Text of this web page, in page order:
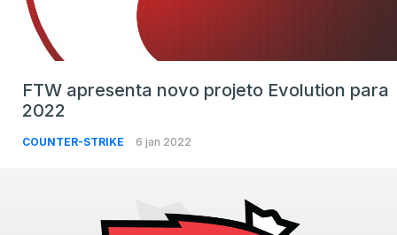
FTW apresenta novo projeto Evolution para
2022
COUNTER-STRIKE 6 jan 2022